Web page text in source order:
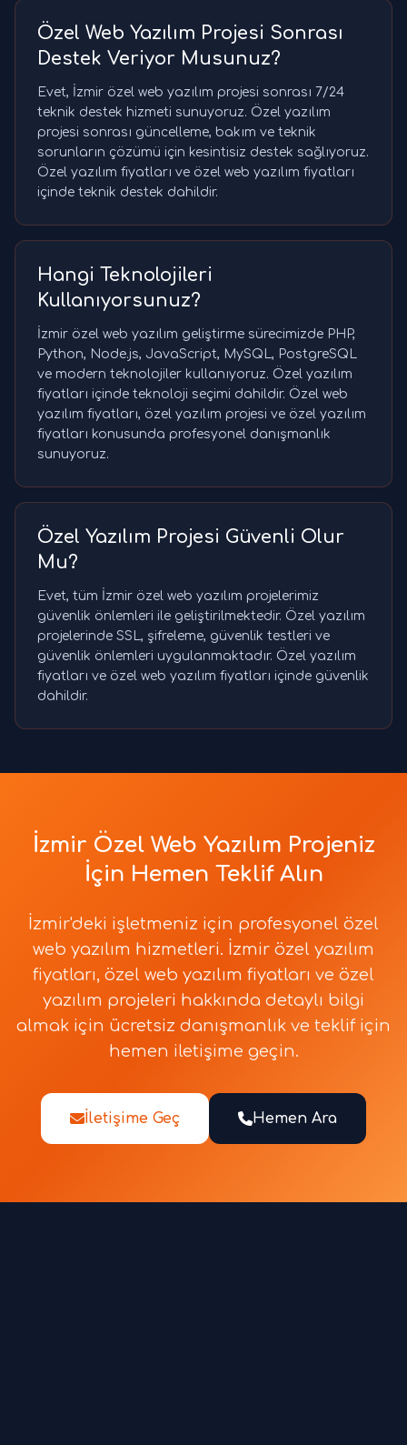
Özel Web Yazılım Projesi Sonrası
Destek Veriyor Musunuz?
Evet, İzmir özel web yazılım projesi sonrası 7/24
teknik destek hizmeti sunuyoruz. Özel yazılım
projesi sonrası güncelleme, bakım ve teknik
sorunların çözümü için kesintisiz destek sağlıyoruz.
Özel yazılım fiyatları ve özel web yazılım fiyatları
içinde teknik destek dahildir.
Hangi Teknolojileri
Kullanıyorsunuz?
İzmir özel web yazılım geliştirme sürecimizde PHP,
Python, Node.js, JavaScript, MySQL, PostgreSQL
ve modern teknolojiler kullanıyoruz. Özel yazılım
fiyatları içinde teknoloji seçimi dahildir. Özel web
yazılım fiyatları, özel yazılım projesi ve özel yazılım
fiyatları konusunda profesyonel danışmanlık
sunuyoruz.
Özel Yazılım Projesi Güvenli Olur
Mu?
Evet, tüm İzmir özel web yazılım projelerimiz
güvenlik önlemleri ile geliştirilmektedir. Özel yazılım
projelerinde SSL, şifreleme, güvenlik testleri ve
güvenlik önlemleri uygulanmaktadır. Özel yazılım
fiyatları ve özel web yazılım fiyatları içinde güvenlik
dahildir.
İzmir Özel Web Yazılım Projeniz
İçin Hemen Teklif Alın
İzmir'deki işletmeniz için profesyonel özel
web yazılım hizmetleri. İzmir özel yazılım
fiyatları, özel web yazılım fiyatları ve özel
yazılım projeleri hakkında detaylı bilgi
almak için ücretsiz danışmanlık ve teklif için
hemen iletişime geçin.
İletişime Geç Hemen Ara